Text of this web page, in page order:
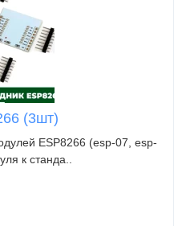
(3шт)
ESP8266 (esp-07, esp-
к станда..